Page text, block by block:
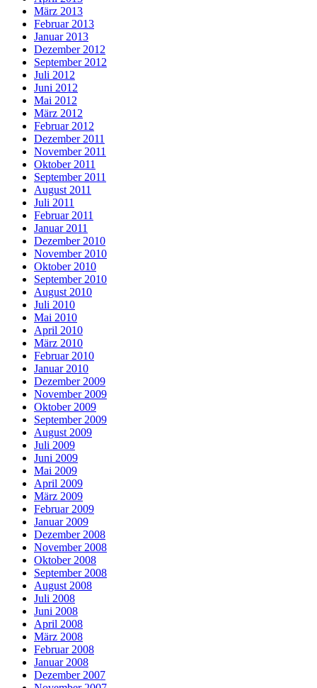
März 2013
Februar 2013
Januar 2013
Dezember 2012
September 2012
Juli 2012
Juni 2012
Mai 2012
März 2012
Februar 2012
Dezember 2011
November 2011
Oktober 2011
September 2011
August 2011
Juli 2011
Februar 2011
Januar 2011
Dezember 2010
November 2010
Oktober 2010
September 2010
August 2010
Juli 2010
Mai 2010
April 2010
März 2010
Februar 2010
Januar 2010
Dezember 2009
November 2009
Oktober 2009
September 2009
August 2009
Juli 2009
Juni 2009
Mai 2009
April 2009
März 2009
Februar 2009
Januar 2009
Dezember 2008
November 2008
Oktober 2008
September 2008
August 2008
Juli 2008
Juni 2008
April 2008
März 2008
Februar 2008
Januar 2008
Dezember 2007